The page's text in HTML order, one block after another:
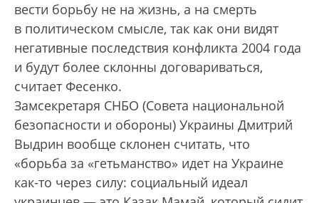
вести борьбу не на жизнь, а на смерть
в политическом смысле, так как они видят
негативные последствия конфликта 2004 года
и будут более склонны договариваться,
считает Фесенко.
Замсекретаря СНБО (Совета национальной
безопасности и обороны) Украины Дмит­рий
Выдрин вообще склонен считать, что
«борьба за «гетьманство» идет на Украине
как-то через силу: социальный идеал